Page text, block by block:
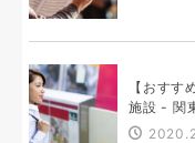
【おす
施設 - 関